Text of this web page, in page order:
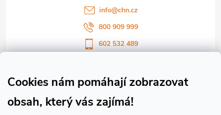
Cookies nám pomáhají zobrazovat
obsah, který vás zajímá!
info@chn.cz
800 909 999
602 532 489
Sledujte náš vlog CHN_CZ